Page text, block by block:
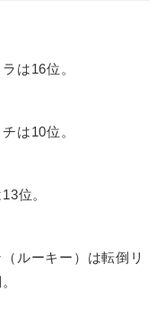
は16位。
は10位。
位。
ルーキー）は転倒リ